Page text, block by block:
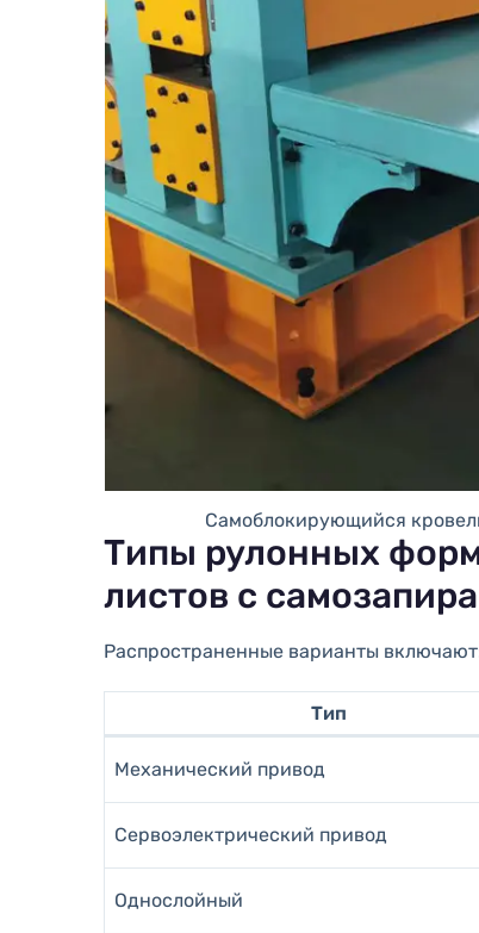
Самоблокирующийся
Типы рулонных
листов с
Распространенные варианты
Тип
Механический привод
Сервоэлектрический привод
Однослойный